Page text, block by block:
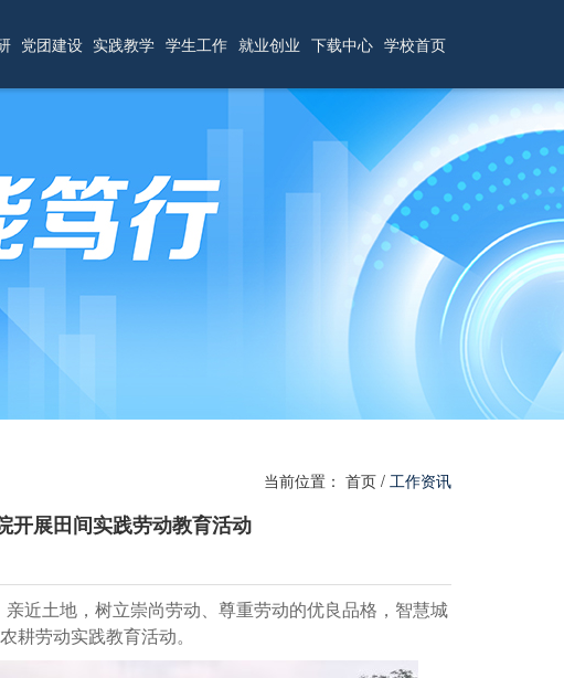
党团建设 实践教学 学生工作 就业创业 下载中心 学校首页
当前位置： 首页 / 工作资讯
展田间实践劳动教育活动
近土地，树立崇尚劳动、尊重劳动的优良品格，智慧城
耕劳动实践教育活动。